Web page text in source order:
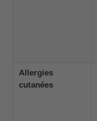
Allergies
cutanées